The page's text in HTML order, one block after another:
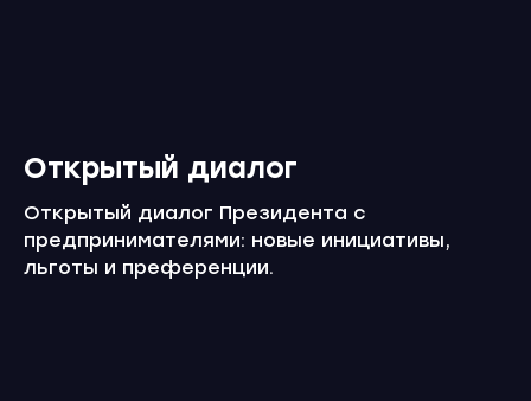
Открытый диалог
Открытый диалог Президента с
предпринимателями: новые инициативы,
льготы и преференции.